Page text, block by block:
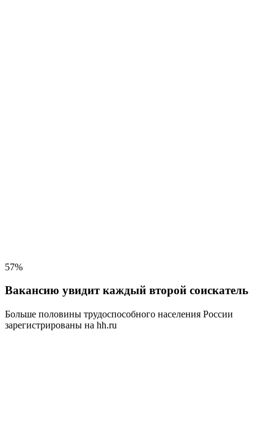
57%
Вакансию увидит каждый второй соискатель
Больше половины трудоспособного населения России
зарегистрированы на hh.ru